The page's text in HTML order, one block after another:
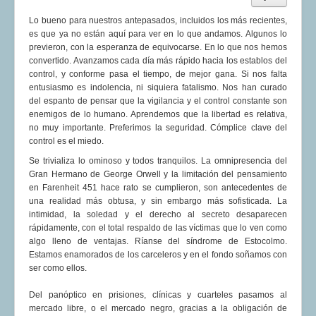
Análisis
Multimedia
Archivos
Contacto
Afirmación
COMUNERA 67 EN PDF numero de presentación de la
voz de la Casa de los pueblos
Lo bueno para nuestros antepasados, incluidos los más recientes,
es que ya no están aquí para ver en lo que andamos. Algunos lo
previeron, con la esperanza de equivocarse. En lo que nos hemos
convertido. Avanzamos cada día más rápido hacia los establos del
control, y conforme pasa el tiempo, de mejor gana. Si nos falta
entusiasmo es indolencia, ni siquiera fatalismo. Nos han curado
del espanto de pensar que la vigilancia y el control constante son
enemigos de lo humano. Aprendemos que la libertad es relativa,
no muy importante. Preferimos la seguridad. Cómplice clave del
control es el miedo.
Se trivializa lo ominoso y todos tranquilos. La omnipresencia del
Gran Hermano de George Orwell y la limitación del pensamiento
en Farenheit 451 hace rato se cumplieron, son antecedentes de
una realidad más obtusa, y sin embargo más sofisticada. La
intimidad, la soledad y el derecho al secreto desaparecen
rápidamente, con el total respaldo de las víctimas que lo ven como
algo lleno de ventajas. Ríanse del síndrome de Estocolmo.
Estamos enamorados de los carceleros y en el fondo soñamos con
ser como ellos.
Del panóptico en prisiones, clínicas y cuarteles pasamos al
mercado libre, o el mercado negro, gracias a la obligación de